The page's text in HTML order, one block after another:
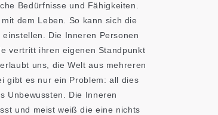
Bedürfnisse und Fähigkeiten.
dem Leben. So kann sich die
Die Inneren Personen
vertritt ihren eigenen Standpunkt
uns, die Welt aus mehreren
gibt es nur ein Problem: all dies
Unbewussten. Die Inneren
und meist weiß die eine nichts